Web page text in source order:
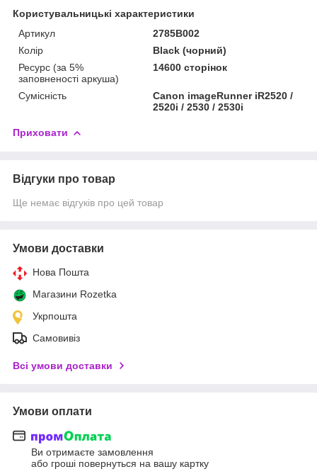
Користувальницькі характеристики
Артикул
2785B002
Колір
Black (чорний)
Ресурс (за 5%
заповненості аркуша)
14600 сторінок
Сумісність
Canon imageRunner iR2520 /
2520i / 2530 / 2530i
Приховати
Відгуки про товар
Ще немає відгуків про цей товар
Умови доставки
Нова Пошта
Магазини Rozetka
Укрпошта
Самовивіз
Всі умови доставки
Умови оплати
Ви отримаєте замовлення
або гроші повернуться на вашу картку